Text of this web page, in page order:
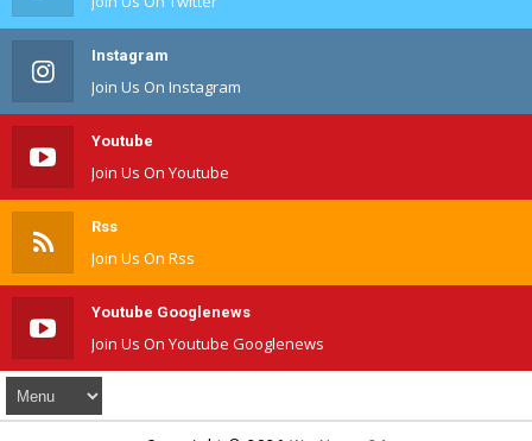
Instagram
Join Us On Instagram
Youtube
Join Us On Youtube
Rss
Join Us On Rss
Youtube Googlenews
Join Us On Youtube Googlenews